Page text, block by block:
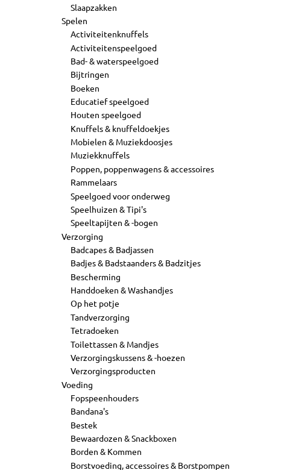
Slaapzakken
Spelen
Activiteitenknuffels
Activiteitenspeelgoed
Bad- & waterspeelgoed
Bijtringen
Boeken
Educatief speelgoed
Houten speelgoed
Knuffels & knuffeldoekjes
Mobielen & Muziekdoosjes
Muziekknuffels
Poppen, poppenwagens & accessoires
Rammelaars
Speelgoed voor onderweg
Speelhuizen & Tipi's
Speeltapijten & -bogen
Verzorging
Badcapes & Badjassen
Badjes & Badstaanders & Badzitjes
Bescherming
Handdoeken & Washandjes
Op het potje
Tandverzorging
Tetradoeken
Toilettassen & Mandjes
Verzorgingskussens & -hoezen
Verzorgingsproducten
Voeding
Fopspeenhouders
Bandana's
Bestek
Bewaardozen & Snackboxen
Borden & Kommen
Borstvoeding, accessoires & Borstpompen